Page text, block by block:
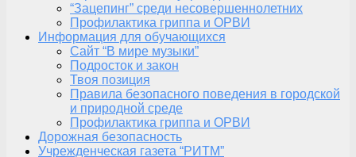
“Зацепинг” среди несовершеннолетних
Профилактика гриппа и ОРВИ
Информация для обучающихся
Сайт “В мире музыки”
Подросток и закон
Твоя позиция
Правила безопасного поведения в городской
и природной среде
Профилактика гриппа и ОРВИ
Дорожная безопасность
Учрежденческая газета “РИТМ”